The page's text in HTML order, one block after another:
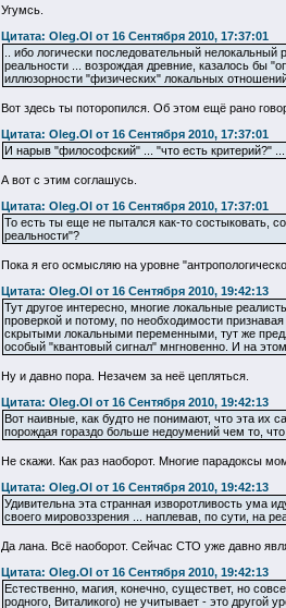
Угумсь.
Цитата: Oleg.Ol от 16 Сентября 2010, 17:37:01
.. ибо логически последовательный
реальности ... возрождая древние, казалось бы
иллюзорности "физических" локальных
Вот здесь ты поторопился. Об этом ещё рано
Цитата: Oleg.Ol от 16 Сентября 2010, 17:37:01
И нарыв "философский" ... "что есть критерий?"
А вот с этим соглашусь.
Цитата: Oleg.Ol от 16 Сентября 2010, 17:37:01
То есть ты еще не пытался как-то состыковать,
реальности"?
Пока я его осмысляю на уровне
Цитата: Oleg.Ol от 16 Сентября 2010, 19:42:13
Тут другое интересно, многие локальные
проверкой и потому, по необходимости
скрытыми локальными переменными, тут же
особый "квантовый сигнал" мнгновенно. И на
Ну и давно пора. Незачем за неё цепляться.
Цитата: Oleg.Ol от 16 Сентября 2010, 19:42:13
Вот наивные, как будто не понимают, что эта их
порождая гораздо больше недоумений чем то,
Не скажи. Как раз наоборот. Многие парадоксы
Цитата: Oleg.Ol от 16 Сентября 2010, 19:42:13
Удивительна эта странная изворотливость ума
своего мировоззрения ... наплевав, по сути, на
Да лана. Всё наоборот. Сейчас СТО уже давно
Цитата: Oleg.Ol от 16 Сентября 2010, 19:42:13
Естественно, магия, конечно, существет, но
родного, Виталикого) не учитывает - это другой